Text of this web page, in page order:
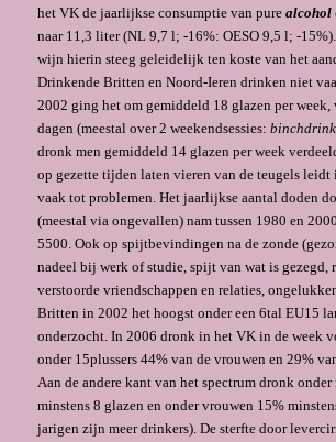
het VK de jaarlijkse consumptie van pure alcohol
naar 11,3 liter (NL 9,7 l; -16%: OESO 9,5 l; -
wijn hierin steeg geleidelijk ten koste van het
Drinkende Brit­ten en Noord-Ieren drinken niet
2002 ging het om gemiddeld 18 glazen per week,
dagen (meestal over 2 weekendses­sies:
dronk men gemiddeld 14 glazen per week
op gezette tijden laten vieren van de teugels
vaak tot problemen. Het jaarlijkse aantal doden
(meestal via ongevallen) nam tussen 1980 en
5500. Ook op spijtbevindingen na de zonde
nadeel bij werk of studie, spijt van wat is gezegd,
verstoorde vriendschappen en relaties,
Britten in 2002 het hoogst onder een 6tal EU15
onderzocht. In 2006 dronk in het VK in de week
onder 15plussers 44% van de vrouwen en 29%
Aan de andere kant van het spectrum dronk onder
minstens 8 glazen en onder vrouwen 15%
jarigen zijn meer drinkers). De sterfte door